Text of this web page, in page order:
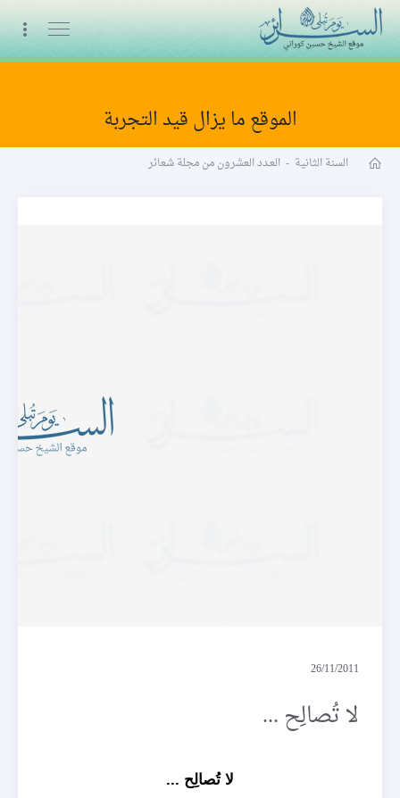
البث المباشر
الموقع ما يزال قيد التجربة
السنة الثانية - العـدد العشرون من مجلة شعائر
26/11/2011
لا تُصالِح ...
لا تُصالِح ...